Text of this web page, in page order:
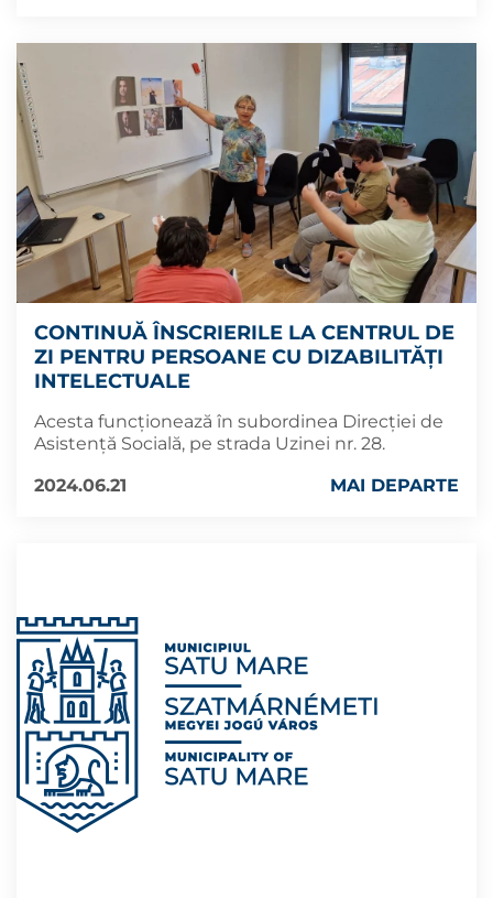
CONTINUĂ ÎNSCRIERILE LA CENTRUL DE
ZI PENTRU PERSOANE CU DIZABILITĂȚI
INTELECTUALE
Acesta funcționează în subordinea Direcției de
Asistență Socială, pe strada Uzinei nr. 28.
2024.06.21
MAI DEPARTE